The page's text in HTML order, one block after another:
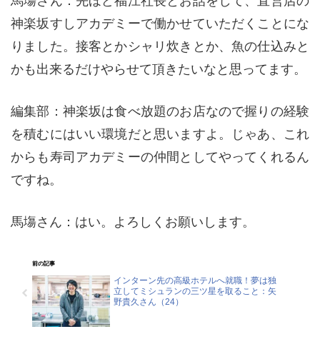
神楽坂すしアカデミーで働かせていただくことにな
りました。接客とかシャリ炊きとか、魚の仕込みと
かも出来るだけやらせて頂きたいなと思ってます。
編集部：神楽坂は食べ放題のお店なので握りの経験
を積むにはいい環境だと思いますよ。じゃあ、これ
からも寿司アカデミーの仲間としてやってくれるん
ですね。
馬塲さん：はい。よろしくお願いします。
前の記事
インターン先の高級ホテルへ就職！夢は独
立してミシュランの三ツ星を取ること：矢
野貴久さん（24）